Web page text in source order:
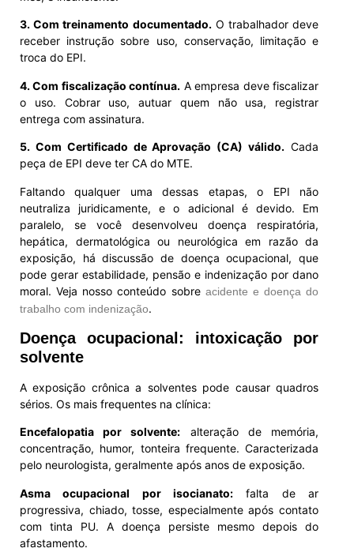
3. Com treinamento documentado.O trabalhador deve
receber instrução sobre uso, conservação, limitação e
troca do EPI.
4. Com fiscalização contínua. A empresa deve fiscalizar
o uso. Cobrar uso, autuar quem não usa, registrar
entrega com assinatura.
5. Com Certificado de Aprovação (CA) válido. Cada
peça de EPI deve ter CA do MTE.
Faltando qualquer uma dessas etapas, o EPI não
neutraliza juridicamente, e o adicional é devido. Em
paralelo, se você desenvolveu doença respiratória,
hepática, dermatológica ou neurológica em razão da
exposição, há discussão de doença ocupacional, que
pode gerar estabilidade, pensão e indenização por dano
moral. Veja nosso conteúdo sobre acidente e doença do
trabalho com indenização.
Doença ocupacional: intoxicação por
solvente
A exposição crônica a solventes pode causar quadros
sérios. Os mais frequentes na clínica:
Encefalopatia por solvente: alteração de memória,
concentração, humor, tonteira frequente. Caracterizada
pelo neurologista, geralmente após anos de exposição.
Asma ocupacional por isocianato: falta de ar
progressiva, chiado, tosse, especialmente após contato
com tinta PU. A doença persiste mesmo depois do
afastamento.